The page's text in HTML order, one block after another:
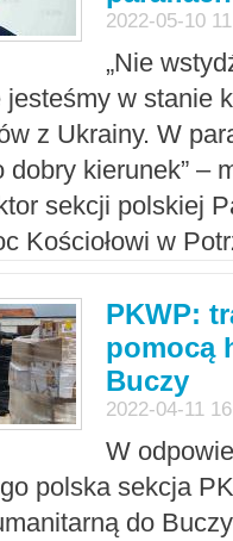
2022-05-10
„Nie
w stanie
z Ukrainy. W
kierunek” –
sekcji polskiej
Kościołowi w
PKWP:
pomocą
Buczy
2022-04-11
W
polska sekcja
do